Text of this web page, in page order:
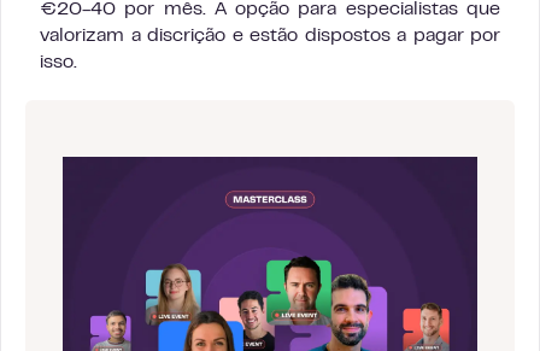
€20-40 por mês. A opção para especialistas que
valorizam a discrição e estão dispostos a pagar por
isso.